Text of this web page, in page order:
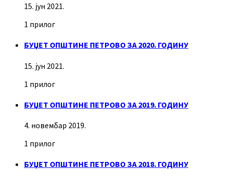
15. јун 2021.
1 прилог
БУЏЕТ ОПШТИНЕ ПЕТРОВО ЗА 2020. ГОДИНУ
15. јун 2021.
1 прилог
БУЏЕТ ОПШТИНЕ ПЕТРОВО ЗА 2019. ГОДИНУ
4. новембар 2019.
1 прилог
БУЏЕТ ОПШТИНЕ ПЕТРОВО ЗА 2018. ГОДИНУ